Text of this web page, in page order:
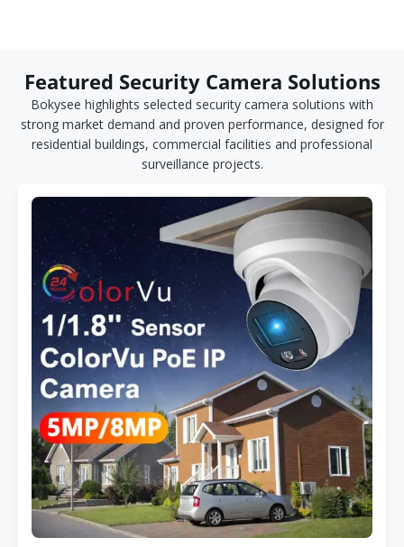
Featured Security Camera Solutions
Bokysee highlights selected security camera solutions with
strong market demand and proven performance, designed for
residential buildings, commercial facilities and professional
surveillance projects.